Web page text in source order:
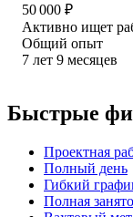
50 000 ₽
Активно ищет
Общий опыт
7 лет 9 месяцев
Быстрые
Проектная
Полный день
Гибкий
Полная